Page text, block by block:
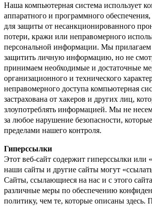
Наша компьютерная система использует
аппаратного и программного
для защиты от несанкционированного
потери, кражи или неправомерного
персональной информации. Мы прилагаем
защитить личную информацию, но не
принимаем необходимые и достаточные
организационного и технического
неправомерного доступа компьютерная
застрахована от хакеров и других лиц,
злоупотреблять информацией. Мы не
за любое нарушение безопасности,
пределами нашего контроля.
Гиперссылки
Этот веб-сайт содержит гиперссылки или
наши сайты и другие сайты могут
Сайты, ссылающиеся на нас и с этого
различные меры по обеспечению
политику, чем те, которые описаны здесь.